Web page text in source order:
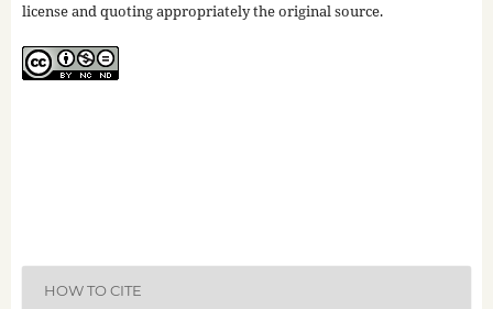
license and quoting appropriately the original source.
HOW TO CITE